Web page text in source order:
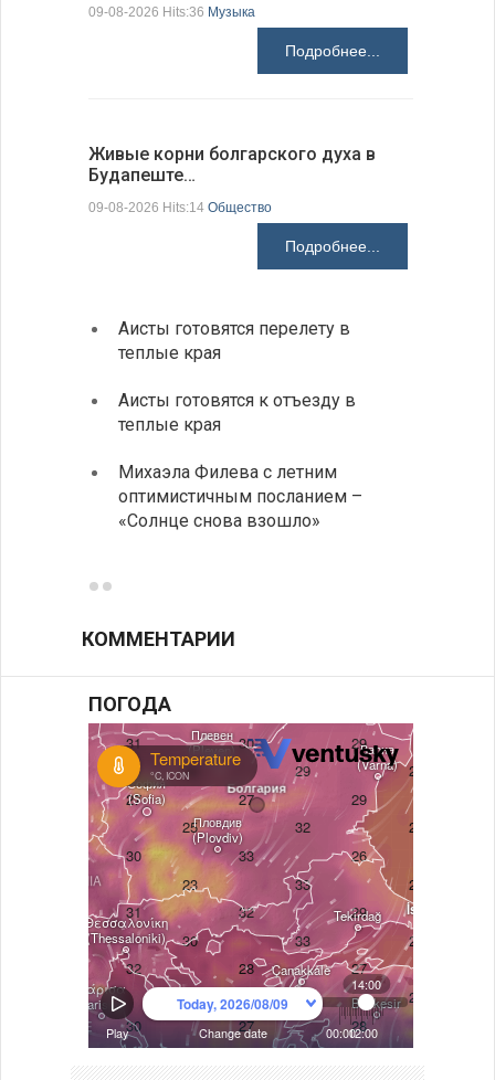
09-08-2026 Hits:36 Музыка
Подробнее...
Живые корни болгарского духа в
Будапеште…
09-08-2026 Hits:14 Общество
Подробнее...
Аисты готовятся перелету в
теплые края
Аисты готовятся к отъезду в
теплые края
Михаэла Филева с летним
оптимистичным посланием –
«Солнце снова взошло»
КОММЕНТАРИИ
ПОГОДА